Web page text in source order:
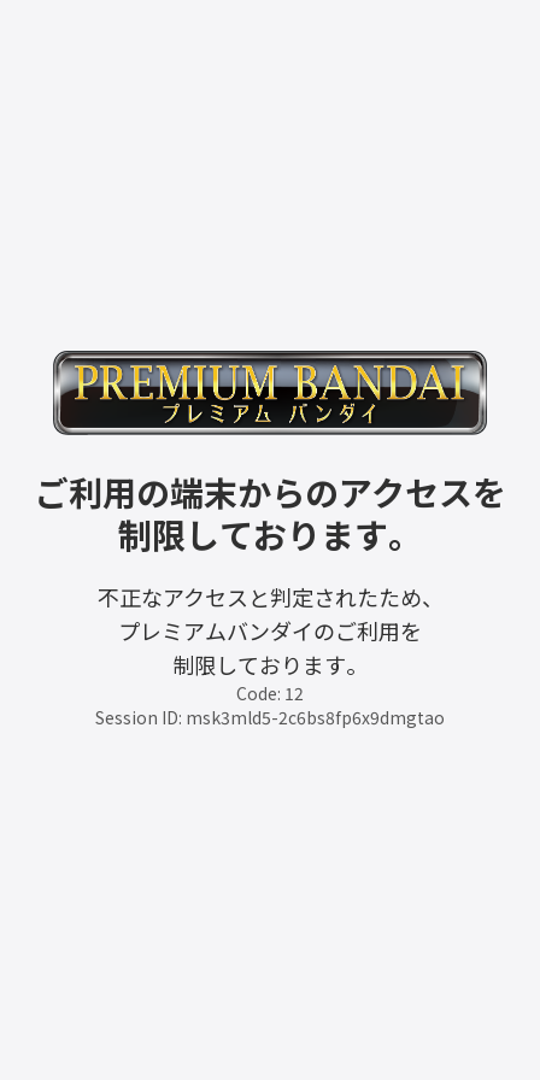
ご利用の端末からのアクセスを
制限しております。
不正なアクセスと判定されたため、
プレミアムバンダイのご利用を
制限しております。
Code: 12
Session ID: msk3mld5-2c6bs8fp6x9dmgtao